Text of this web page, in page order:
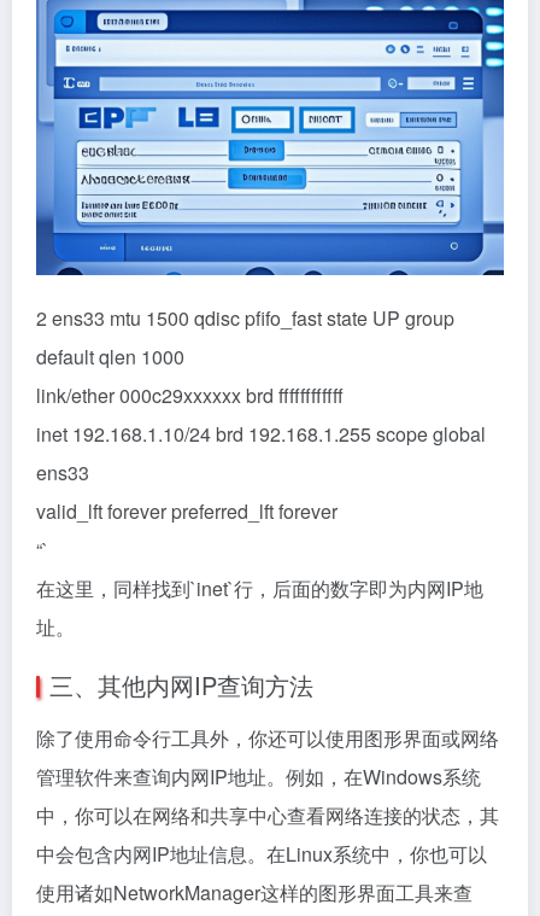
2 ens33 mtu 1500 qdisc pfifo_fast state UP group
default qlen 1000
link/ether 000c29xxxxxx brd ffffffffffff
inet 192.168.1.10/24 brd 192.168.1.255 scope global
ens33
valid_lft forever preferred_lft forever
“`
在这里，同样找到`inet`行，后面的数字即为内网IP地
址。
三、其他内网IP查询方法
除了使用命令行工具外，你还可以使用图形界面或网络
管理软件来查询内网IP地址。例如，在Windows系统
中，你可以在网络和共享中心查看网络连接的状态，其
中会包含内网IP地址信息。在Linux系统中，你也可以
使用诸如NetworkManager这样的图形界面工具来查